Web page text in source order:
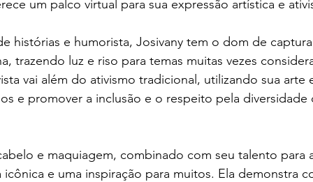
um palco virtual para sua expressão artística e
histórias e humorista, Josivany tem o dom de
trazendo luz e riso para temas muitas vezes
vai além do ativismo tradicional, utilizando sua arte
e promover a inclusão e o respeito pela
e maquiagem, combinado com seu talento para
icônica e uma inspiração para muitos. Ela demonstra